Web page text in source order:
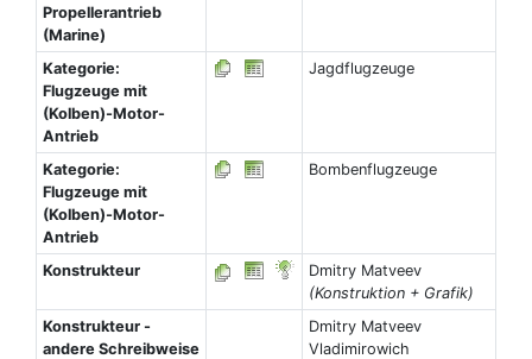
Propellerantrieb
(Marine)
Kategorie:
Flugzeuge mit
(Kolben)-Motor-
Antrieb
Jagdflugzeuge
Kategorie:
Flugzeuge mit
(Kolben)-Motor-
Antrieb
Bombenflugzeuge
Konstrukteur
Dmitry Matveev
(Konstruktion + Grafik)
Konstrukteur -
andere Schreibweise
Dmitry Matveev
Vladimirowich